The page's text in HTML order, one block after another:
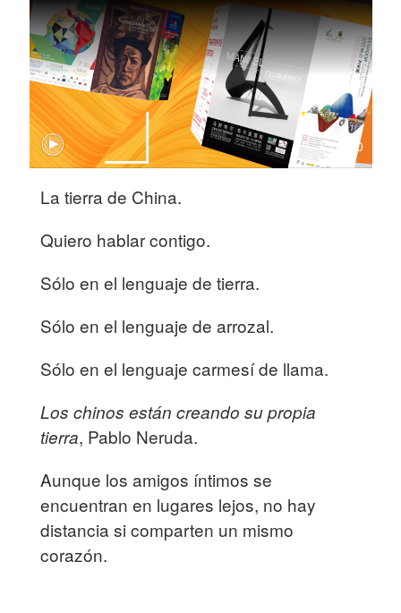
01:40
La tierra de China.
Quiero hablar contigo.
Sólo en el lenguaje de tierra.
Sólo en el lenguaje de arrozal.
Sólo en el lenguaje carmesí de llama.
Los chinos están creando su propia
tierra, Pablo Neruda.
Aunque los amigos íntimos se
encuentran en lugares lejos, no hay
distancia si comparten un mismo
corazón.